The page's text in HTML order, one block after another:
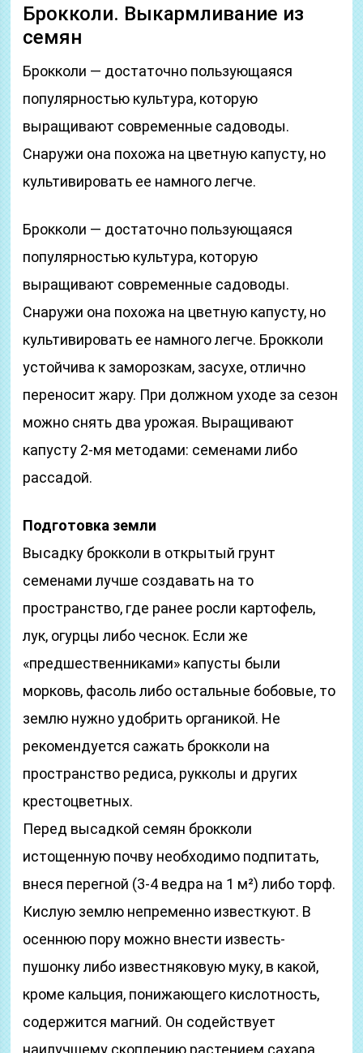
Брокколи. Выкармливание из
семян
Брокколи — достаточно пользующаяся
популярностью культура, которую
выращивают современные садоводы.
Снаружи она похожа на цветную капусту, но
культивировать ее намного легче.
Брокколи — достаточно пользующаяся
популярностью культура, которую
выращивают современные садоводы.
Снаружи она похожа на цветную капусту, но
культивировать ее намного легче. Брокколи
устойчива к заморозкам, засухе, отлично
переносит жару. При должном уходе за сезон
можно снять два урожая. Выращивают
капусту 2-мя методами: семенами либо
рассадой.
Подготовка земли
Высадку брокколи в открытый грунт
семенами лучше создавать на то
пространство, где ранее росли картофель,
лук, огурцы либо чеснок. Если же
«предшественниками» капусты были
морковь, фасоль либо остальные бобовые, то
землю нужно удобрить органикой. Не
рекомендуется сажать брокколи на
пространство редиса, рукколы и других
крестоцветных.
Перед высадкой семян брокколи
истощенную почву необходимо подпитать,
внеся перегной (3-4 ведра на 1 м²) либо торф.
Кислую землю непременно известкуют. В
осеннюю пору можно внести известь-
пушонку либо известняковую муку, в какой,
кроме кальция, понижающего кислотность,
содержится магний. Он содействует
наилучшему скоплению растением сахара,